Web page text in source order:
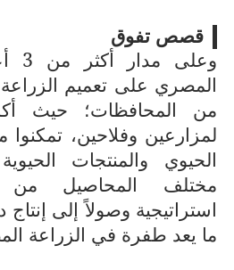
قصص تفوق
المصري على تعميم
لمزارعين وفلاحين،
الحيوي والمنتجات
مختلف المحاصيل
استراتيجية وصولاً إلى
ما يعد طفرة في الزراعة